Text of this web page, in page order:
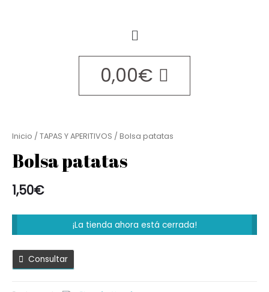
0,00€
Inicio / TAPAS Y APERITIVOS / Bolsa patatas
Bolsa patatas
1,50€
¡La tienda ahora está cerrada!
Consultar